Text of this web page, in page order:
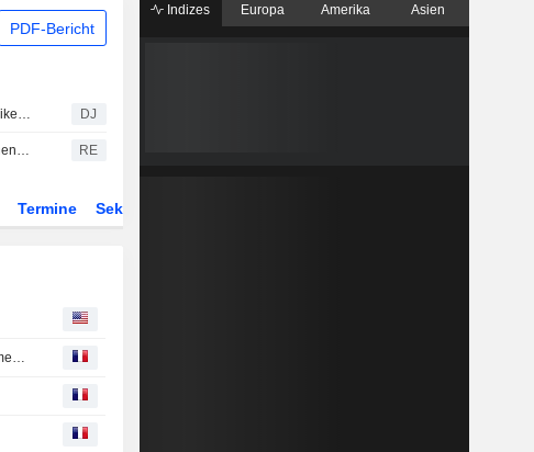
PDF-Bericht
MARKT-AUSBLICK/Börsen ignorieren Risiken auf eigene Gefahr DJ
USD dürfte stark bleiben, Yen-Interventionen kein Gamechanger RE
Termine Sektor
Avis d'analystes du jour : Roche et Sandoz séduisent, UBS dégrade sèchement Sopra
Indizes Europa Amerika Asien